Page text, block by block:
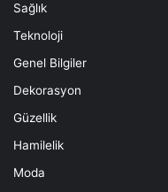
Sağlık
Teknoloji
Genel Bilgiler
Dekorasyon
Güzellik
Hamilelik
Moda